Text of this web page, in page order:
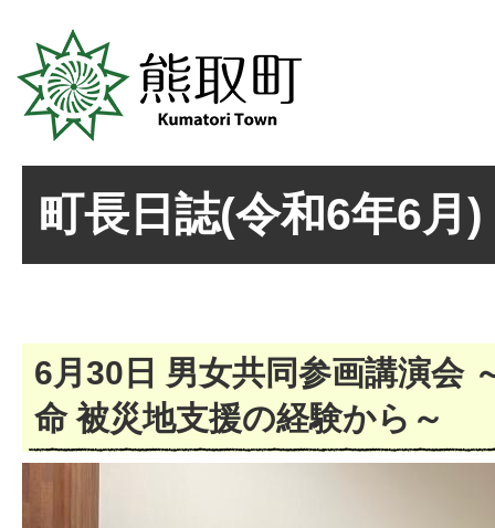
町長日誌(令和6年6月)
6月30日 男女共同参画講演会
命 被災地支援の経験から～